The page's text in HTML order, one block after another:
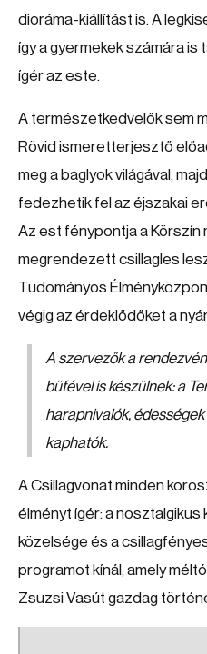
dioráma-kiállítást is. A
így a gyermekek számára
ígér az este.
A természetkedvelők sem
Rövid ismeretterjesztő
meg a baglyok világával,
fedezhetik fel az éjszakai
Az est fénypontja a
megrendezett csillagles
Tudományos
végig az érdeklődőket a
A szervezők a
büfével is készülnek: a
harapnivalók,
kaphatók.
A Csillagvonat minden
élményt ígér: a
közelsége és a
programot kínál, amely
Zsuzsi Vasút gazdag